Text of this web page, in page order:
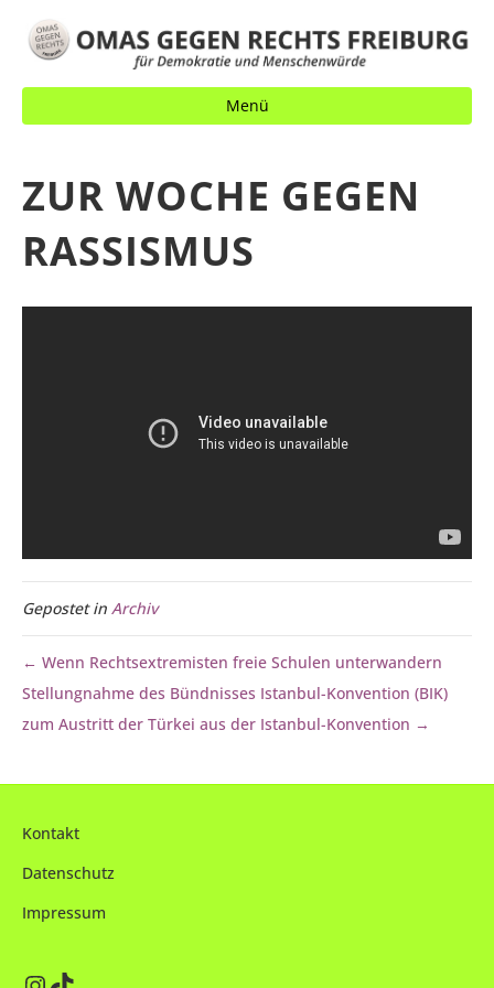
Menü
ZUR WOCHE GEGEN
RASSISMUS
Gepostet in Archiv
← Wenn Rechtsextremisten freie Schulen unterwandern
Stellungnahme des Bündnisses Istanbul-Konvention (BIK)
zum Austritt der Türkei aus der Istanbul-Konvention →
Kontakt
Datenschutz
Impressum